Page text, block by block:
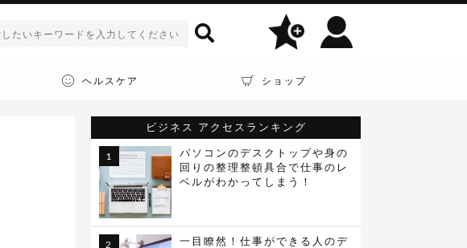
ヘルスケア ショップ
ビジネス
アクセスランキング
パソコンのデスクトップや身の
回りの整理整頓具合で仕事のレ
ベルがわかってしまう！
一目瞭然！仕事ができる人のデ